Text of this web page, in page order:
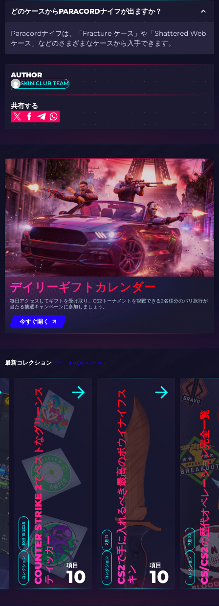
どのケースからPARACORDナイフが出ますか？
Paracordナイフは、「Fracture ケース」や「Shattered Web
ケース」などのさまざまなケースから入手できます。
AUTHOR
SKIN.CLUB TEAM
共有する
デイリーギフトカレンダー
毎日アクセスしてギフトを受け取り、CS2トーナメントを観戦できる2名様分のパリ旅行が
当たる抽選キャンペーンに参加しましょう。
今すぐ開く
最新コレクション すべてのコレクション
7月 22
コレクション CS/CS2の歴代オペレーション完全一覧
2月 11
コレクション C
S2
で
手
に
入
れ
る
べ
き
最
高
の
ボ
ウ
イ
ナ
イ
フ
ス
キン 項目
10
10月 15 2025
コレクション C
O
U
N
T
E
R
S
T
R
I
K
E
2
で
ベ
ス
ト
な
グ
リ
ー
ン
ス
テ
ィ
ッ
カー 項目
10